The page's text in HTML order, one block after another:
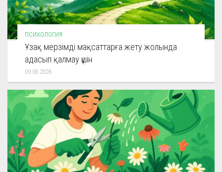
ПСИХОЛОГИЯ
Ұзақ мерзімді мақсаттарға жету жолында
адасып қалмау үшін
09.06.2026